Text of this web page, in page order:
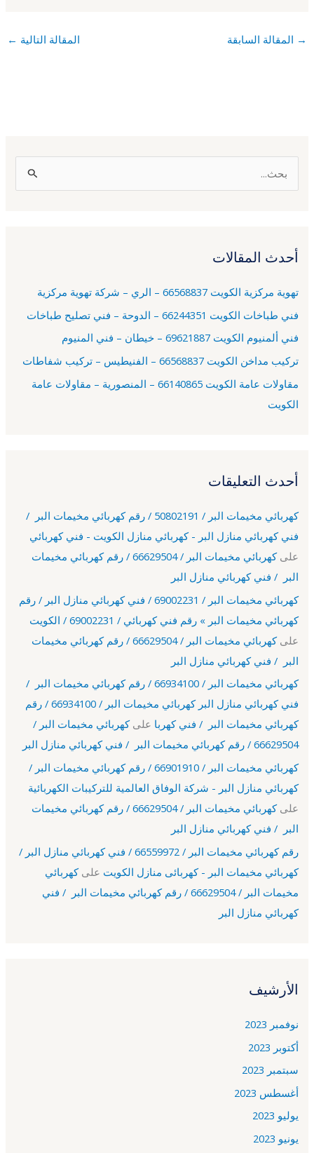
→ المقالة السابقة المقالة التالية ←
ل
ث
ن
:
أحدث المقالات
تهوية مركزية الكويت 66568837 – الري – شركة تهوية مركزية
فني طباخات الكويت 66244351 – الدوحة – فني تصليح طباخات
فني ألمنيوم الكويت 69621887 – خيطان – فني المنيوم
تركيب مداخن الكويت 66568837 – الفنيطيس – تركيب شفاطات
مقاولات عامة الكويت 66140865 – المنصورية – مقاولات عامة
الكويت
أحدث التعليقات
كهربائي مخيمات البر / 50802191 / رقم كهربائي مخيمات البر /
فني كهربائي منازل البر - كهربائي منازل الكويت - فني كهربائي
على
كهربائي مخيمات البر / 66629504 / رقم كهربائي مخيمات
البر / فني كهربائي منازل البر
كهربائي مخيمات البر / 69002231 / فني كهربائي منازل البر / رقم
كهربائي مخيمات البر » رقم فني كهربائي / 69002231 / الكويت
على
كهربائي مخيمات البر / 66629504 / رقم كهربائي مخيمات
البر / فني كهربائي منازل البر
كهربائي مخيمات البر / 66934100 / رقم كهربائي مخيمات البر /
فني كهربائي منازل البر كهربائي مخيمات البر / 66934100 / رقم
كهربائي مخيمات البر / فني كهربا علىكهربائي مخيمات البر /
66629504 / رقم كهربائي مخيمات البر / فني كهربائي منازل البر
كهربائي مخيمات البر / 66901910 / رقم كهربائي مخيمات البر /
كهربائي منازل البر - شركة الوفاق العالمية للتركيبات الكهربائية
على
كهربائي مخيمات البر / 66629504 / رقم كهربائي مخيمات
البر / فني كهربائي منازل البر
رقم كهربائي مخيمات البر / 66559972 / فني كهربائي منازل البر /
كهربائي مخيمات البر - كهربائى منازل الكويت علىكهربائي
مخيمات البر / 66629504 / رقم كهربائي مخيمات البر / فني
كهربائي منازل البر
الأرشيف
نوفمبر 2023
أكتوبر 2023
سبتمبر 2023
أغسطس 2023
يوليو 2023
يونيو 2023